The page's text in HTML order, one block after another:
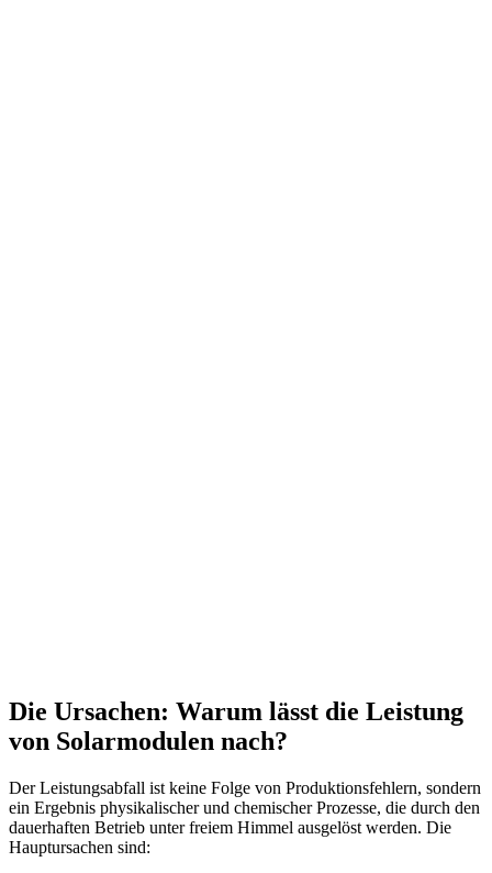
Die Ursachen: Warum lässt die Leistung
von Solarmodulen nach?
Der Leistungsabfall ist keine Folge von Produktionsfehlern, sondern
ein Ergebnis physikalischer und chemischer Prozesse, die durch den
dauerhaften Betrieb unter freiem Himmel ausgelöst werden. Die
Hauptursachen sind: